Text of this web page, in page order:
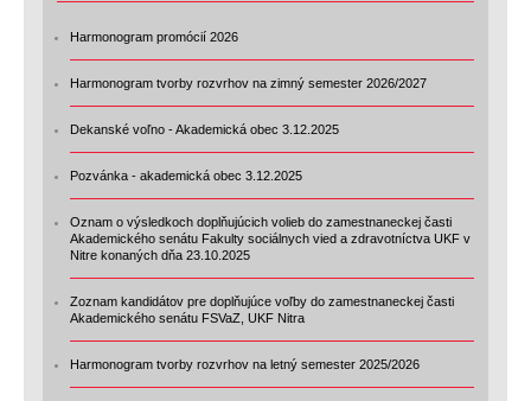
Harmonogram promócií 2026
Harmonogram tvorby rozvrhov na zimný semester 2026/2027
Dekanské voľno - Akademická obec 3.12.2025
Pozvánka - akademická obec 3.12.2025
Oznam o výsledkoch doplňujúcich volieb do zamestnaneckej časti
Akademického senátu Fakulty sociálnych vied a zdravotníctva UKF v
Nitre konaných dňa 23.10.2025
Zoznam kandidátov pre doplňujúce voľby do zamestnaneckej časti
Akademického senátu FSVaZ, UKF Nitra
Harmonogram tvorby rozvrhov na letný semester 2025/2026